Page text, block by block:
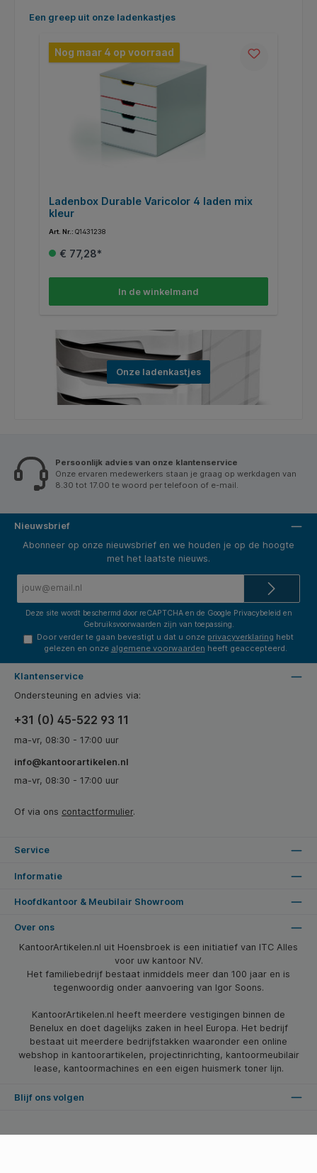
Productgalerij overslaan
Een greep uit onze ladenkastjes
Nog maar 4 op voorraad
Ladenbox Durable Varicolor 4 laden mix
kleur
Art. Nr.: Q1431238
€ 77,28*
In de winkelmand
Onze ladenkastjes
Persoonlijk advies van onze klantenservice
Onze ervaren medewerkers staan je graag op werkdagen van
8.30 tot 17.00 te woord per telefoon of e-mail.
Nieuwsbrief
Abonneer op onze nieuwsbrief en we houden je op de hoogte
met het laatste nieuws.
Deze site wordt beschermd door reCAPTCHA en de Google Privacybeleid en
Gebruiksvoorwaarden zijn van toepassing.
Door verder te gaan bevestigt u dat u onze privacyverklaring hebt
gelezen en onze algemene voorwaarden heeft geaccepteerd.
Klantenservice
Ondersteuning en advies via:
+31 (0) 45-522 93 11
ma-vr, 08:30 - 17:00 uur
info@kantoorartikelen.nl
ma-vr, 08:30 - 17:00 uur
Of via ons contactformulier.
Service
Informatie
Hoofdkantoor & Meubilair Showroom
Over ons
KantoorArtikelen.nl uit Hoensbroek is een initiatief van ITC Alles
voor uw kantoor NV.
Het familiebedrijf bestaat inmiddels meer dan 100 jaar en is
tegenwoordig onder aanvoering van Igor Soons.
KantoorArtikelen.nl heeft meerdere vestigingen binnen de
Benelux en doet dagelijks zaken in heel Europa. Het bedrijf
bestaat uit meerdere bedrijfstakken waaronder een online
webshop in kantoorartikelen, projectinrichting, kantoormeubilair
lease, kantoormachines en een eigen huismerk toner lijn.
Blijf ons volgen